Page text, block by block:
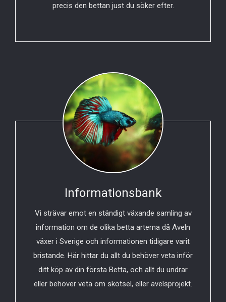
precis den bettan just du söker efter.
Informationsbank
Vi strävar emot en ständigt växande samling av
information om de olika betta arterna då Aveln
växer i Sverige och informationen tidigare varit
bristande. Här hittar du allt du behöver veta inför
ditt köp av din första Betta, och allt du undrar
eller behöver veta om skötsel, eller avelsprojekt.